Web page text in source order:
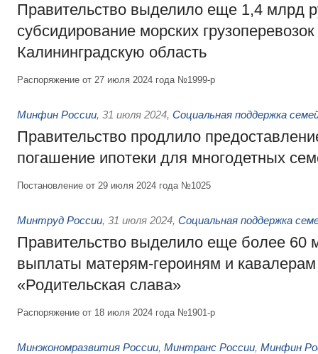
Правительство выделило еще 1,4 млрд
субсидирование морских грузоперевозок
Калининградскую область
Распоряжение от 27 июля 2024 года №1999-р
Минфин России, 31 июля 2024, Социальная поддержка
Правительство продлило
погашение ипотеки для многодетных
Постановление от 29 июля 2024 года №1025
Минтруд России, 31 июля 2024, Социальная поддержка
Правительство выделило еще более 60
выплаты матерям-героиням и
«Родительская слава»
Распоряжение от 18 июля 2024 года №1901-р
Минэкономразвития России, Минтранс России, Минфин